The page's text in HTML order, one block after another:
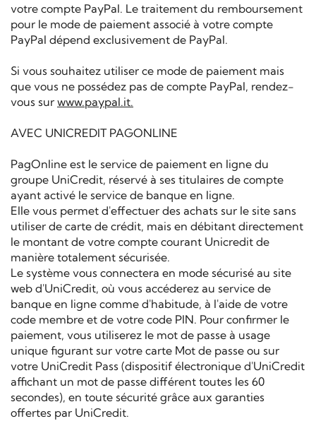
votre compte PayPal. Le traitement du remboursement
pour le mode de paiement associé à votre compte
PayPal dépend exclusivement de PayPal.
Si vous souhaitez utiliser ce mode de paiement mais
que vous ne possédez pas de compte PayPal, rendez-
vous sur www.paypal.it.
AVEC UNICREDIT PAGONLINE
PagOnline est le service de paiement en ligne du
groupe UniCredit, réservé à ses titulaires de compte
ayant activé le service de banque en ligne.
Elle vous permet d'effectuer des achats sur le site sans
utiliser de carte de crédit, mais en débitant directement
le montant de votre compte courant Unicredit de
manière totalement sécurisée.
Le système vous connectera en mode sécurisé au site
web d'UniCredit, où vous accéderez au service de
banque en ligne comme d'habitude, à l'aide de votre
code membre et de votre code PIN. Pour confirmer le
paiement, vous utiliserez le mot de passe à usage
unique figurant sur votre carte Mot de passe ou sur
votre UniCredit Pass (dispositif électronique d'UniCredit
affichant un mot de passe différent toutes les 60
secondes), en toute sécurité grâce aux garanties
offertes par UniCredit.